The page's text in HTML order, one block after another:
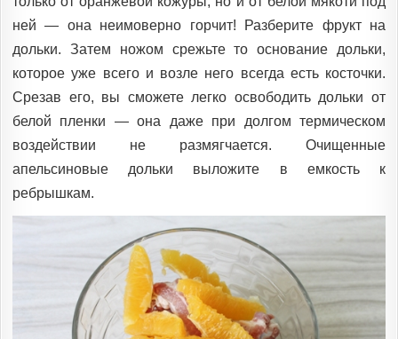
ней — она неимоверно горчит! Разберите фрукт на
дольки. Затем ножом срежьте то основание дольки,
которое уже всего и возле него всегда есть косточки.
Срезав его, вы сможете легко освободить дольки от
белой пленки — она даже при долгом термическом
воздействии не размягчается. Очищенные
апельсиновые дольки выложите в емкость к
ребрышкам.